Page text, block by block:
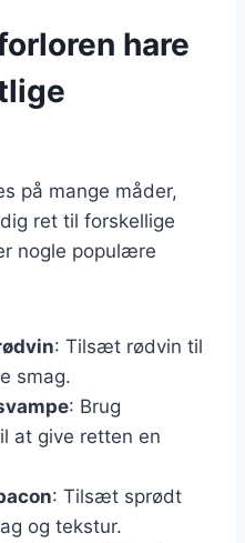
hare
på mange måder,
ret til forskellige
nogle populære
: Tilsæt rødvin til
smag.
: Brug
at give retten en
: Tilsæt sprødt
og tekstur.